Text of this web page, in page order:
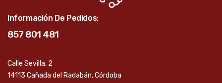
Información De Pedidos:
857 801 481
Calle Sevilla, 2
14113 Cañada del Radabán, Córdoba